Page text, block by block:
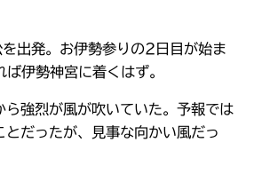
出発。お伊勢参りの2日目が始ま
伊勢神宮に着くはず。
ら強烈が風が吹いていた。予報では
とだったが、見事な向かい風だっ